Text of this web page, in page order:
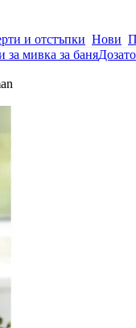
и отстъпки Нови
за мивка за баня